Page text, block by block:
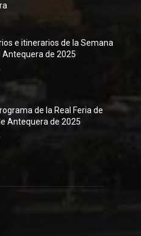
e itinerarios de la Semana
Antequera de 2025
de la Real Feria de
Antequera de 2025